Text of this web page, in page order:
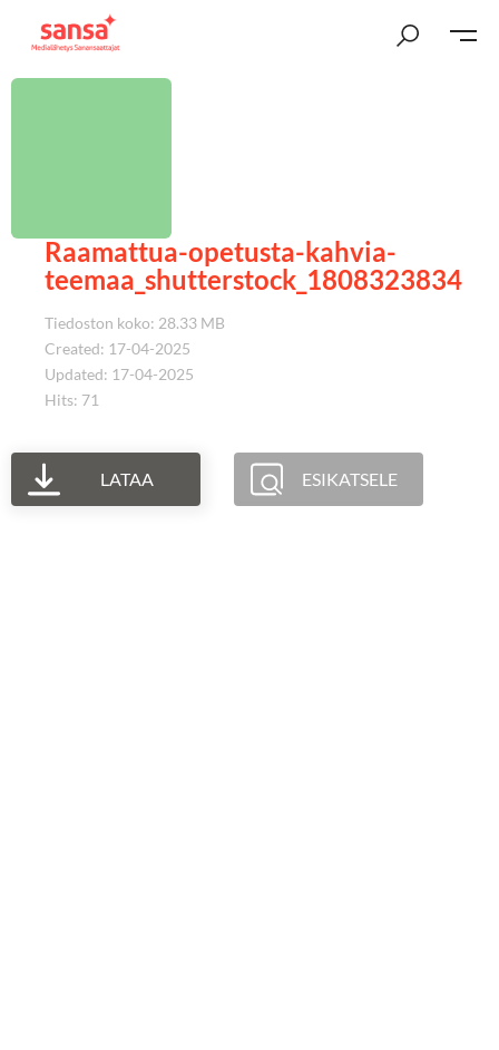
Raamattua-opetusta-kahvia-
teemaa_shutterstock_1808323834
Tiedoston koko: 28.33 MB
Created: 17-04-2025
Updated: 17-04-2025
Hits: 71
LATAA ESIKATSELE